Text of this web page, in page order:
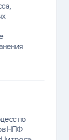
по
НПФ